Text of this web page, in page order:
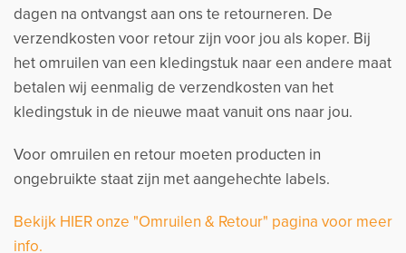
dagen na ontvangst aan ons te retourneren. De
verzendkosten voor retour zijn voor jou als koper. Bij
het omruilen van een kledingstuk naar een andere maat
betalen wij eenmalig de verzendkosten van het
kledingstuk in de nieuwe maat vanuit ons naar jou.
Voor omruilen en retour moeten producten in
ongebruikte staat zijn met aangehechte labels.
Bekijk HIER onze "Omruilen & Retour" pagina voor meer
info.